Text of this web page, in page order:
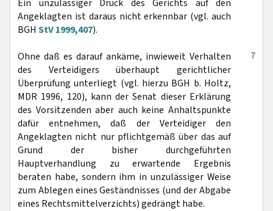
Ein unzulässiger Druck des Gerichts auf den
Angeklagten ist daraus nicht erkennbar (vgl. auch
BGH StV 1999,407).
7
Ohne daß es darauf ankäme, inwieweit Verhalten
des Verteidigers überhaupt gerichtlicher
Überprüfung unterliegt (vgl. hierzu BGH b. Holtz,
MDR 1996, 120), kann der Senat dieser Erklärung
des Vorsitzenden aber auch keine Anhaltspunkte
dafür entnehmen, daß der Verteidiger den
Angeklagten nicht nur pflichtgemäß über das auf
Grund der bisher durchgeführten
Hauptverhandlung zu erwartende Ergebnis
beraten habe, sondern ihm in unzulässiger Weise
zum Ablegen eines Geständnisses (und der Abgabe
eines Rechtsmittelverzichts) gedrängt habe.